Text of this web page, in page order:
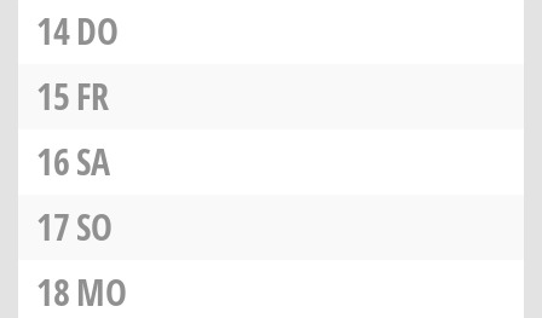
14DO
15FR
16SA
17SO
18MO